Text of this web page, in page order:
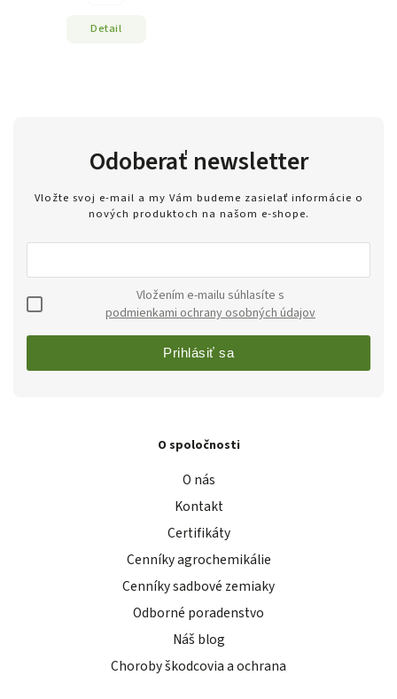
Detail
Odoberať newsletter
Vložte svoj e-mail a my Vám budeme zasielať informácie o
nových produktoch na našom e-shope.
podmienkami ochrany osobných údajov
Prihlásiť sa
O spoločnosti
O nás
Kontakt
Certifikáty
Cenníky agrochemikálie
Cenníky sadbové zemiaky
Odborné poradenstvo
Náš blog
Choroby škodcovia a ochrana